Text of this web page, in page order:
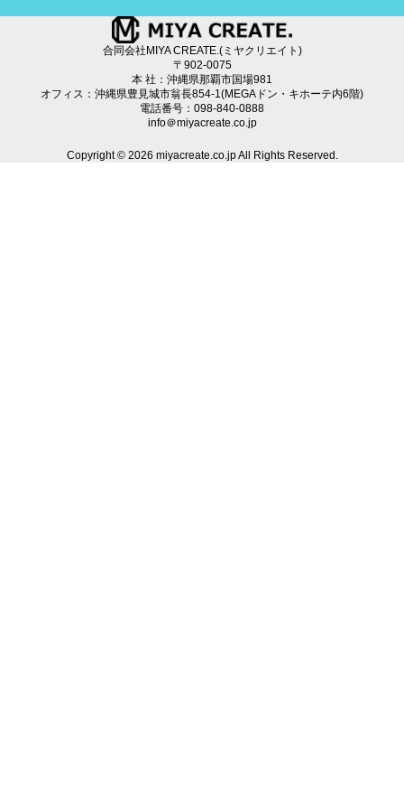
合同会社MIYA CREATE.(ミヤクリエイト)
〒902-0075
本 社：沖縄県那覇市国場981
オフィス：沖縄県豊見城市翁長854-1(MEGAドン・キホーテ内6階)
電話番号：098-840-0888
info＠miyacreate.co.jp
Copyright © 2026 miyacreate.co.jp All Rights Reserved.